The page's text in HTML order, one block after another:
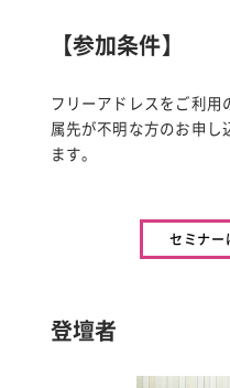
【参加条件】
フリーアドレスをご利
属先が不明な方のお申し
ます。
セミナー
登壇者